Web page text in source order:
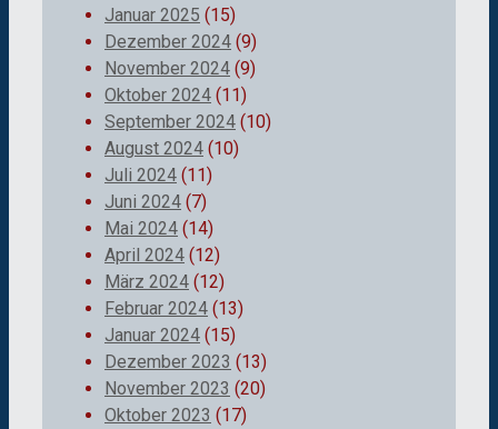
Januar 2025 (15)
Dezember 2024 (9)
November 2024 (9)
Oktober 2024 (11)
September 2024 (10)
August 2024 (10)
Juli 2024 (11)
Juni 2024 (7)
Mai 2024 (14)
April 2024 (12)
März 2024 (12)
Februar 2024 (13)
Januar 2024 (15)
Dezember 2023 (13)
November 2023 (20)
Oktober 2023 (17)